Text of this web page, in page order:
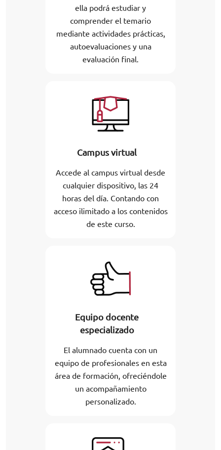
ella podrá estudiar y
comprender el temario
mediante actividades prácticas,
autoevaluaciones y una
evaluación final.
Campus virtual
Accede al campus virtual desde
cualquier dispositivo, las 24
horas del día. Contando con
acceso ilimitado a los contenidos
de este curso.
Equipo docente
especializado
El alumnado cuenta con un
equipo de profesionales en esta
área de formación, ofreciéndole
un acompañamiento
personalizado.